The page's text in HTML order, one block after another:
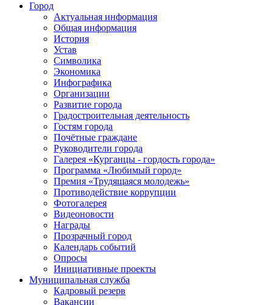
Город
Актуальная информация
Общая информация
История
Устав
Символика
Экономика
Инфографика
Организации
Развитие города
Градостроительная деятельность
Гостям города
Почётные граждане
Руководители города
Галерея «Курганцы - гордость города»
Программа «Любимый город»
Премия «Трудящаяся молодежь»
Противодействие коррупции
Фотогалерея
Видеоновости
Награды
Прозрачный город
Календарь событий
Опросы
Инициативные проекты
Муниципальная служба
Кадровый резерв
Вакансии